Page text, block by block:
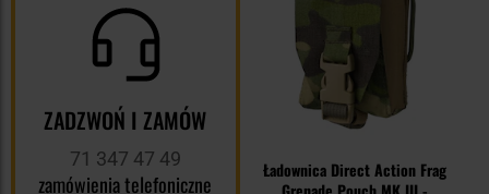
ZADZWOŃ I ZAMÓW
71 347 47 49
zamówienia telefoniczne
Ładownica Direct Action Frag